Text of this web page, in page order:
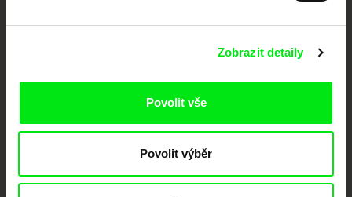
Zobrazit detaily
Povolit vše
Povolit výběr
Portál DAFilms.cz je výsledkem tvůrčí spolupráce 7 klíčových evropských
posouvat hranice dokumentárního filmu, propagovat jeho rozmanitost a
Členové Doc Alliance